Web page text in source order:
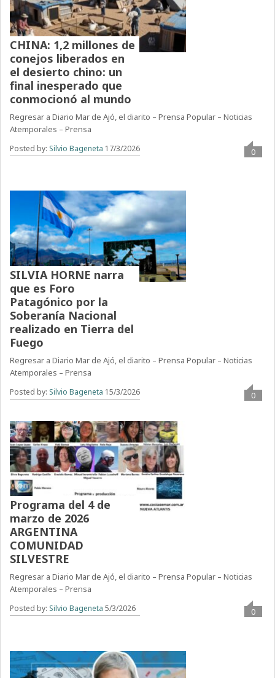
CHINA: 1,2 millones de
conejos liberados en
el desierto chino: un
final inesperado que
conmocionó al mundo
Regresar a Diario Mar de Ajó, el diarito – Prensa Popular – Noticias
Atemporales – Prensa
Posted by: Silvio Bageneta 17/3/2026 0
SILVIA HORNE narra
que es Foro
Patagónico por la
Soberanía Nacional
realizado en Tierra del
Fuego
Regresar a Diario Mar de Ajó, el diarito – Prensa Popular – Noticias
Atemporales – Prensa
Posted by: Silvio Bageneta 15/3/2026 0
Programa del 4 de
marzo de 2026
ARGENTINA
COMUNIDAD
SILVESTRE
Regresar a Diario Mar de Ajó, el diarito – Prensa Popular – Noticias
Atemporales – Prensa
Posted by: Silvio Bageneta 5/3/2026 0